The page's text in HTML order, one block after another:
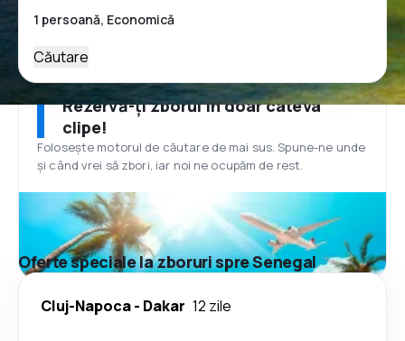
Căutare
Rezervă-ți zborul în doar câteva
clipe!
Folosește motorul de căutare de mai sus. Spune-ne unde
și când vrei să zbori, iar noi ne ocupăm de rest.
Oferte speciale la zboruri spre Senegal
Cluj-Napoca- Dakar 12 zile